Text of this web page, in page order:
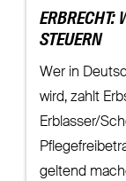
ERBRECHT:
STEUERN
Wer in
wird, zahlt
Erblasser/
geltend